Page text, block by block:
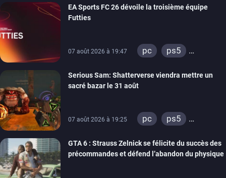
switch
EA Sports FC 26 dévoile la troisième équipe
Futties
07 août 2026 à 19:47 pc
ps5
switch
ps4
Serious Sam: Shatterverse viendra mettre un
sacré bazar le 31 août
07 août 2026 à 19:25 pc
ps5
GTA 6 : Strauss Zelnick se félicite du succès des
précommandes et défend l’abandon du physique